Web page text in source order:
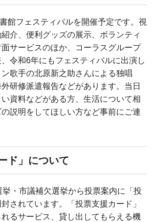
館フェスティバルを開催予定です。視
介、便利グッズの展示、ボランティ
サービスのほか、コーラスグループ
、令和6年にもフェスティバルに出演し
歌手の北原新之助さんによる独唱
研修派遣報告などがあります。当日
資料などがある方、生活について相
説明をしてほしい方など事前にご連
ド」について
・市議補欠選挙から投票案内に「投
されています。「投票支援カード」
るサービス、貸し出してもらえる機